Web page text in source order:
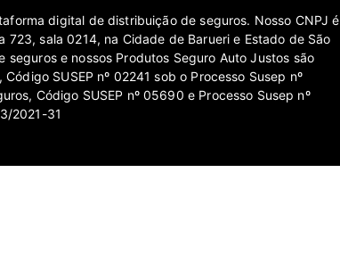
digital de distribuição de seguros. Nosso CNPJ é
sala 0214, na Cidade de Barueri e Estado de São
e nossos Produtos Seguro Auto Justos são
SUSEP nº 02241 sob o Processo Susep nº
Código SUSEP nº 05690 e Processo Susep nº
2021-31